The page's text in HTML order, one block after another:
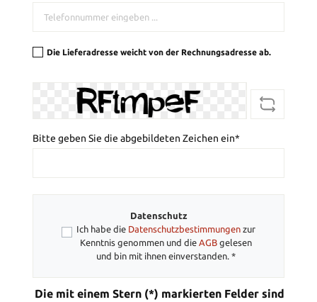
Die Lieferadresse weicht von der Rechnungsadresse ab.
Bitte geben Sie die abgebildeten Zeichen ein*
Datenschutz
Ich habe die Datenschutzbestimmungenzur
Kenntnis genommen und die AGBgelesen
und bin mit ihnen einverstanden. *
Die mit einem Stern (*) markierten Felder sind